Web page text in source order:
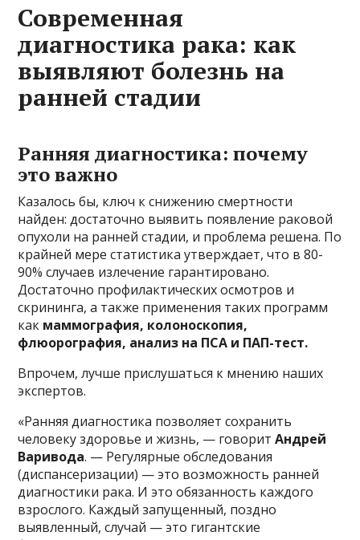
Современная
диагностика рака: как
выявляют болезнь на
ранней стадии
Ранняя диагностика: почему
это важно
Казалось бы, ключ к снижению смертности
найден: достаточно выявить появление раковой
опухоли на ранней стадии, и проблема решена. По
крайней мере статистика утверждает, что в 80-
90% случаев излечение гарантировано.
Достаточно профилактических осмотров и
скрининга, а также применения таких программ
как маммография, колоноскопия,
флюорография, анализ на ПСА и ПАП-тест.
Впрочем, лучше прислушаться к мнению наших
экспертов.
«Ранняя диагностика позволяет сохранить
человеку здоровье и жизнь, — говоритАндрей
Варивода. — Регулярные обследования
(диспансеризации) — это возможность ранней
диагностики рака. И это обязанность каждого
взрослого. Каждый запущенный, поздно
выявленный, случай — это гигантские